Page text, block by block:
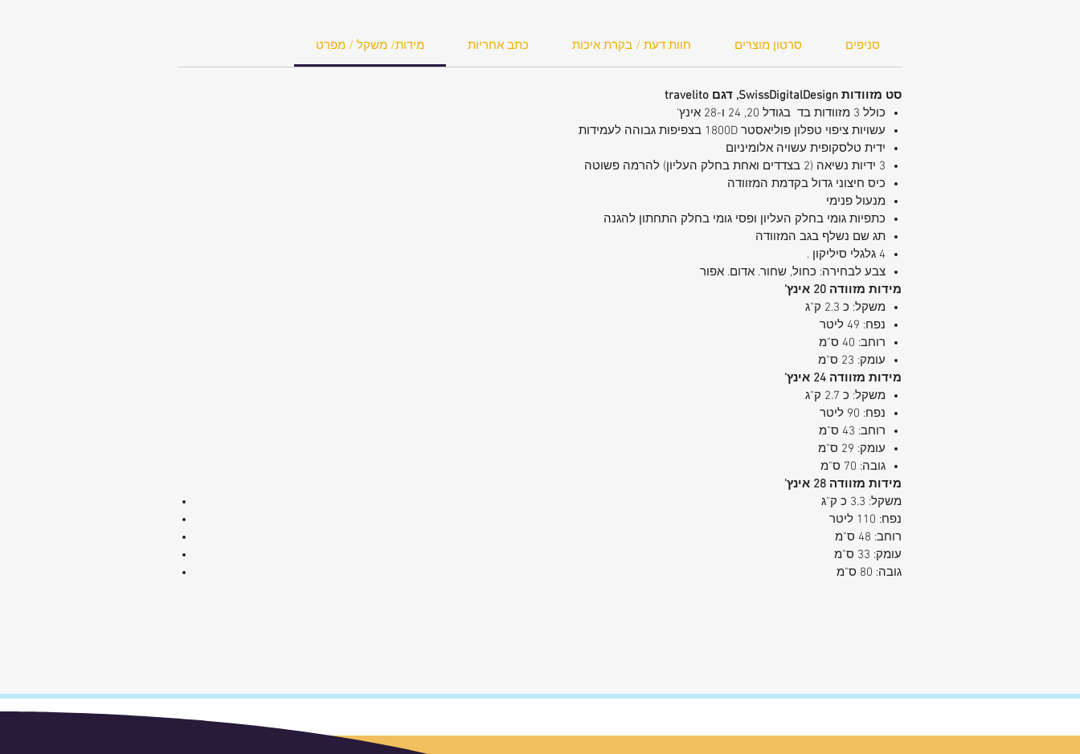
מידות/ משקל / מפרט כתב אחריות חוות דעת / בקרת איכות סרטון מוצרים סניפים
סט מזוודות SwissDigitalDesign, דגם travelito
כולל 3 מזוודות בד בגודל 20, 24 ו-28 אינץ'
עשויות ציפוי טפלון פוליאסטר 1800D בצפיפות גבוהה לעמידות
ידית טלסקופית עשויה אלומיניום
3 ידיות נשיאה (2 בצדדים ואחת בחלק העליון) להרמה פשוטה
כיס חיצוני גדול בקדמת המזוודה
מנעול פנימי
כתפיות גומי בחלק העליון ופסי גומי בחלק התחתון להגנה
תג שם נשלף בגב המזוודה
4 גלגלי סיליקון .
צבע לבחירה: כחול, שחור. אדום. אפור
מידות מזוודה 20 אינץ'
משקל: כ 2.3 ק"ג
נפח: 49 ליטר
רוחב: 40 ס"מ
עומק: 23 ס"מ
מידות מזוודה 24 אינץ'
משקל: כ 2.7 ק"ג
נפח: 90 ליטר
רוחב: 43 ס"מ
עומק: 29 ס"מ
גובה: 70 ס"מ
מידות מזוודה 28 אינץ'
משקל: 3.3 כ ק"ג
נפח: 110 ליטר
רוחב: 48 ס"מ
עומק: 33 ס"מ
גובה: 80 ס"מ